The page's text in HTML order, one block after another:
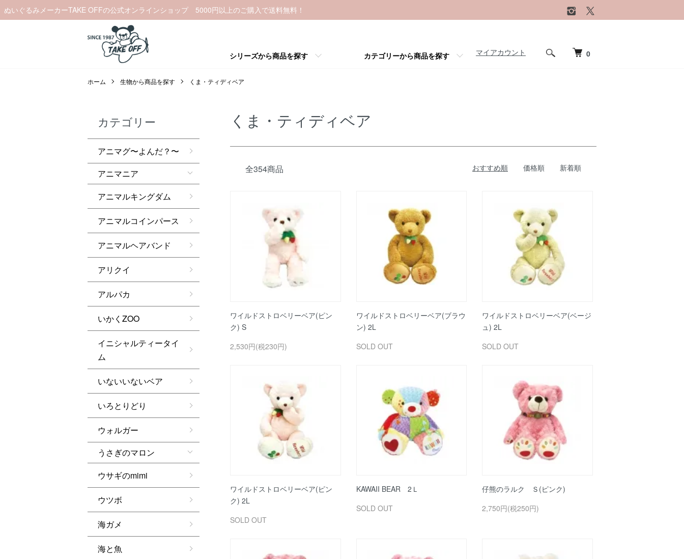
ぬいぐるみメーカーTAKE OFFの公式オンラインショップ 5000円以上のご購入で送料無料！
マイアカウント 0
シリーズから商品を探す カテゴリーから商品を探す
ホーム 生物から商品を探す くま・ティディベア
くま・ティディベア
全354商品 おすすめ順 価格順 新着順
ワイルドストロベリーベア(ピン
ク) S
2,530円(税230円)
ワイルドストロベリーベア(ブラウ
ン) 2L
SOLD OUT
ワイルドストロベリーベア(ベージ
ュ) 2L
SOLD OUT
ワイルドストロベリーベア(ピン
ク) 2L
SOLD OUT
KAWAII BEAR 2Ｌ
SOLD OUT
仔熊のラルク Ｓ(ピンク)
2,750円(税250円)
カテゴリー
アニマグ〜よんだ？〜
アニマニア
アニマルキングダム
アニマルコインパース
アニマルヘアバンド
アリクイ
アルパカ
いかくZOO
イニシャルティータイ
ム
いないいないベア
いろとりどり
ウォルガー
うさぎのマロン
ウサギのmimi
ウツボ
海ガメ
海と魚